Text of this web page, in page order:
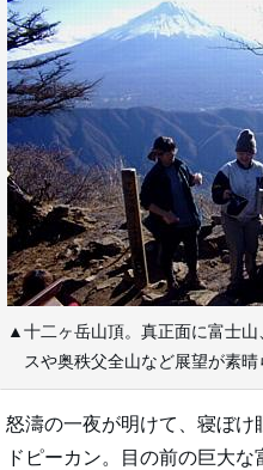
▲十二ヶ岳山頂。真正面に富士
スや奥秩父全山など展望が素
怒濤の一夜が明けて、寝ぼけ
ドピーカン。目の前の巨大